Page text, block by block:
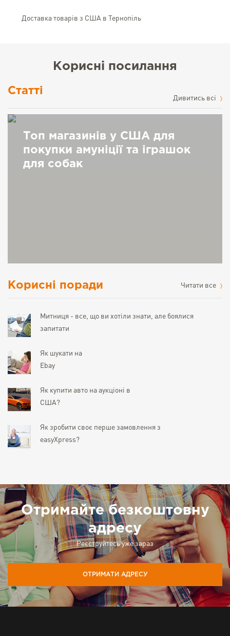
Доставка товарів з США в Тернопіль
Корисні посилання
Статті
Дивитись всі
Топ магазинів у США для
покупки амуніції та іграшок
для собак
Корисні поради Читати все
Митниця - все, що ви хотіли знати, але боялися
запитати
Як шукати на
Ebay
Як купити авто на аукціоні в
США?
Як зробити своє перше замовлення з
easyXpress?
Отримайте безкоштовну
адресу
Реєструйтесь уже зараз
ОТРИМАТИ АДРЕСУ